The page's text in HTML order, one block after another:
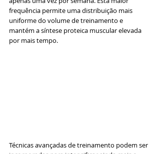
frequência permite uma distribuição mais
uniforme do volume de treinamento e
mantém a síntese proteica muscular elevada
por mais tempo.
Técnicas avançadas de treinamento podem ser